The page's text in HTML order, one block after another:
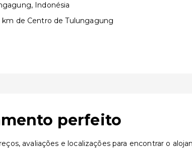
, Indonésia
km de Centro de Tulungagung
perfeito
avaliações e localizações para encontrar o